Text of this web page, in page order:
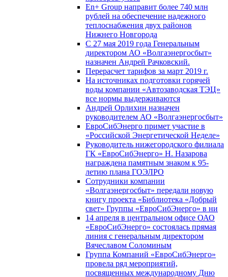
En+ Group направит более 740 млн
рублей на обеспечение надежного
теплоснабжения двух районов
Нижнего Новгорода
С 27 мая 2019 года Генеральным
директором АО «Волгаэнергосбыт»
назначен Андрей Рачковский.
Перерасчет тарифов за март 2019 г.
На источниках подготовки горячей
воды компании «Автозаводская ТЭЦ»
все нормы выдерживаются
Андрей Орлихин назначен
руководителем АО «Волгаэнергосбыт»
ЕвроСибЭнерго примет участие в
«Российской Энергетической Неделе»
Руководитель нижегородского филиала
ГК «ЕвроСибЭнерго» Н. Назарова
награждена памятным знаком к 95-
летию плана ГОЭЛРО
Сотрудники компании
«Волгаэнергосбыт» передали новую
книгу проекта «Библиотека «Добрый
свет» Группы «ЕвроСибЭнерго» в ни
14 апреля в центральном офисе ОАО
«ЕвроСибЭнерго» состоялась прямая
линия с генеральным директором
Вячеславом Соломиным
Группа Компаний «ЕвроСибЭнерго»
провела ряд мероприятий,
посвященных международному Дню